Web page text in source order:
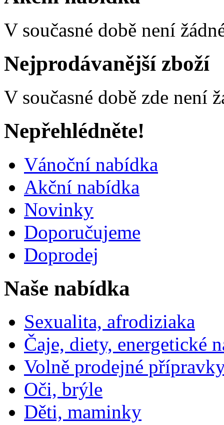
V současné době není
Nejprodávanější zboží
V současné době zde není
Nepřehlédněte!
Vánoční nabídka
Akční nabídka
Novinky
Doporučujeme
Doprodej
Naše nabídka
Sexualita, afrodiziaka
Čaje, diety, energetické
Volně prodejné
Oči, brýle
Děti, maminky